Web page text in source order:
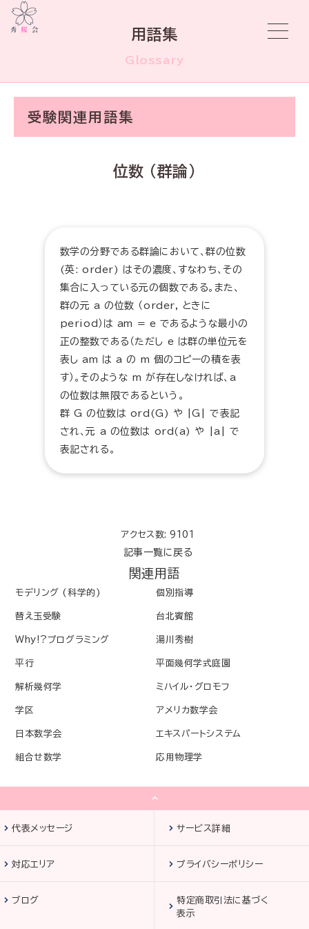
用語集
Glossary
受験関連用語集
位数 (群論)
数学の分野である群論において、群の位数
(英: order) はその濃度、すなわち、その
集合に入っている元の個数である。また、
群の元 a の位数 （order, ときに
period）は am = e であるような最小の
正の整数である（ただし e は群の単位元を
表し am は a の m 個のコピーの積を表
す）。そのような m が存在しなければ、a
の位数は無限であるという。
群 G の位数は ord(G) や |G| で表記
され、元 a の位数は ord(a) や |a| で
表記される。
アクセス数: 9101
記事一覧に戻る
関連用語
モデリング (科学的) 個別指導
替え玉受験 台北賓館
Why!?プログラミング 湯川秀樹
平行 平面幾何学式庭園
解析幾何学 ミハイル・グロモフ
学区 アメリカ数学会
日本数学会 エキスパートシステム
組合せ数学 応用物理学
代表メッセージ サービス詳細
対応エリア プライバシーポリシー
ブログ
特定商取引法に基づく
表示